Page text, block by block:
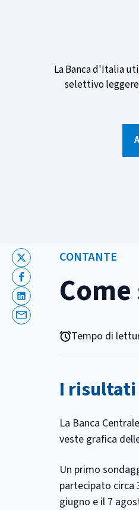
Informativa
La Banca d'Italia
selettivo leggere
Version
Partecipa al
preferita!
X
Facebook
Linkedin
Email
CATEGORIA:
CONTANTE
Tempo di
I risultati
La Banca
veste grafica
Un primo
partecipato circa
giugno e il 7